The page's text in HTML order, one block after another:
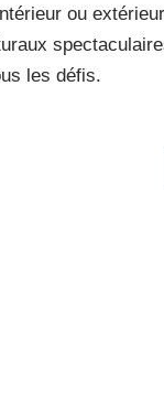
ou
les défis.